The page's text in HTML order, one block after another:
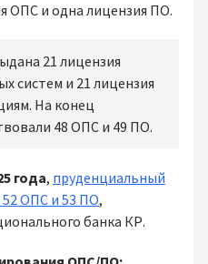
ОПС и одна лицензия ПО.
21 лицензия
систем и 21 лицензия
На конец
48 ОПС и 49 ПО.
года, пруденциальный
52 ОПС и 53 ПО,
банка КР.